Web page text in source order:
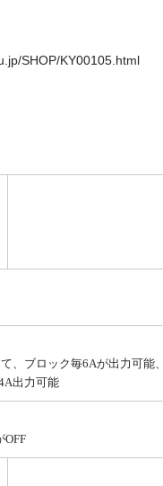
SHOP/KY00105.html
、ブロック毎6Aが出力可能
出力可能
OFF